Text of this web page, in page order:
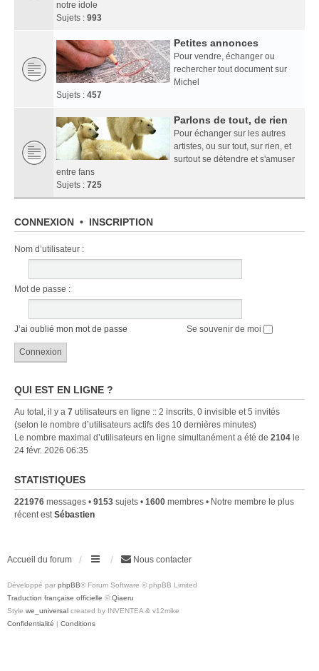
notre idole
Sujets : 993
Petites annonces
Pour vendre, échanger ou
rechercher tout document sur
Michel
Sujets : 457
Parlons de tout, de rien
Pour échanger sur les autres
artistes, ou sur tout, sur rien, et
surtout se détendre et s'amuser
entre fans
Sujets : 725
CONNEXION • INSCRIPTION
Nom d’utilisateur :
Mot de passe :
J’ai oublié mon mot de passe Se souvenir de moi
QUI EST EN LIGNE ?
Au total, il y a 7 utilisateurs en ligne :: 2 inscrits, 0 invisible et 5 invités
(selon le nombre d’utilisateurs actifs des 10 dernières minutes)
Le nombre maximal d’utilisateurs en ligne simultanément a été de 2104 le
24 févr. 2026 06:35
STATISTIQUES
221976 messages • 9153 sujets • 1600 membres • Notre membre le plus
récent estSébastien
Accueil du forum Nous contacter
Développé par phpBB® Forum Software © phpBB Limited
Traduction française officielle © Qiaeru
Style we_universal created by INVENTEA & v12mike
Confidentialité | Conditions